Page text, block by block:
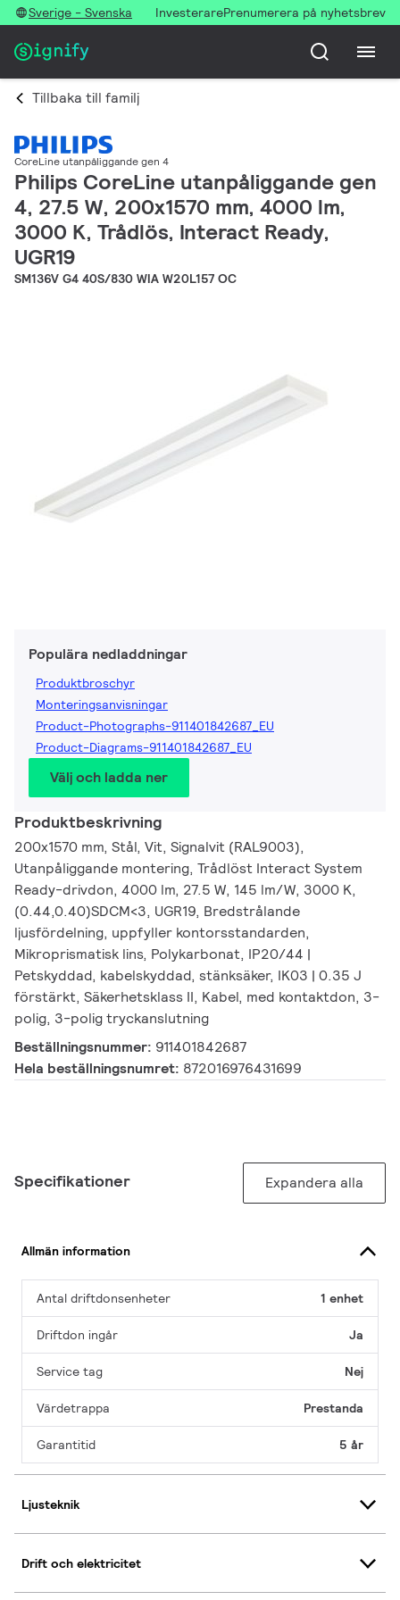
Sverige - Svenska InvesterarePrenumerera på nyhetsbrev
Tillbaka till familj
CoreLine utanpåliggande gen 4
Philips CoreLine utanpåliggande gen
4, 27.5 W, 200x1570 mm, 4000 lm,
3000 K, Trådlös, Interact Ready,
UGR19
SM136V G4 40S/830 WIA W20L157 OC
Populära nedladdningar
Produktbroschyr
Monteringsanvisningar
Product-Photographs-911401842687_EU
Product-Diagrams-911401842687_EU
Välj och ladda ner
Produktbeskrivning
200x1570 mm, Stål, Vit, Signalvit (RAL9003),
Utanpåliggande montering, Trådlöst Interact System
Ready-drivdon, 4000 lm, 27.5 W, 145 lm/W, 3000 K,
(0.44,0.40)SDCM<3, UGR19, Bredstrålande
ljusfördelning, uppfyller kontorsstandarden,
Mikroprismatisk lins, Polykarbonat, IP20/44 |
Petskyddad, kabelskyddad, stänksäker, IK03 | 0.35 J
förstärkt, Säkerhetsklass II, Kabel, med kontaktdon, 3-
polig, 3-polig tryckanslutning
Beställningsnummer: 911401842687
Hela beställningsnumret: 872016976431699
Specifikationer Expandera alla
Allmän information
Antal driftdonsenheter 1 enhet
Driftdon ingår Ja
Service tag Nej
Värdetrappa Prestanda
Garantitid 5 år
Ljusteknik
Drift och elektricitet